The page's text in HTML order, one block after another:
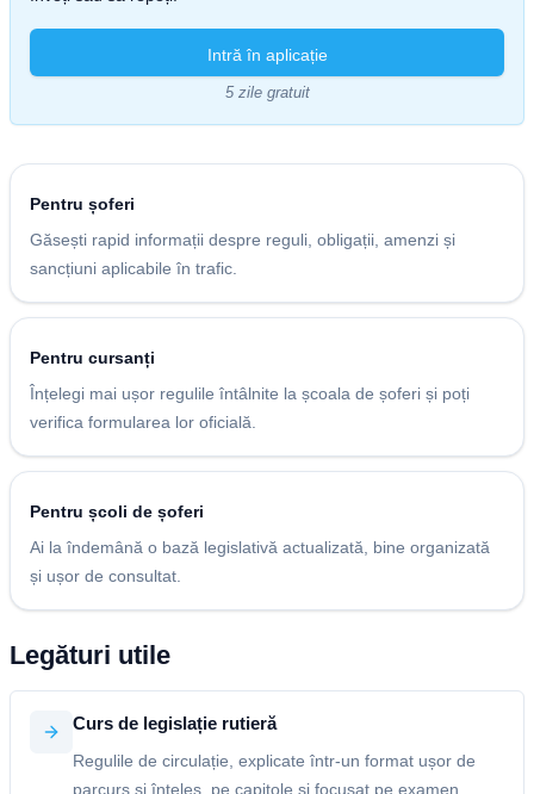
Intră în aplicație
5 zile gratuit
Pentru șoferi
Găsești rapid informații despre reguli, obligații, amenzi și
sancțiuni aplicabile în trafic.
Pentru cursanți
Înțelegi mai ușor regulile întâlnite la școala de șoferi și poți
verifica formularea lor oficială.
Pentru școli de șoferi
Ai la îndemână o bază legislativă actualizată, bine organizată
și ușor de consultat.
Legături utile
Curs de legislație rutieră
Regulile de circulație, explicate într-un format ușor de
parcurs și înțeles, pe capitole și focusat pe examen.